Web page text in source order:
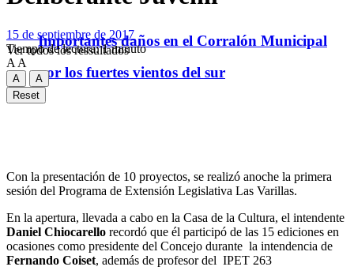
Importantes daños en el Corralón Municipal
por los fuertes vientos del sur
Ver todos los ressultados
15 de septiembre de 2017
Tiempo de lectura: 1 minuto
A A
A
A
Reset
Con la presentación de 10 proyectos, se realizó anoche la primera
sesión del Programa de Extensión Legislativa Las Varillas.
En la apertura, llevada a cabo en la Casa de la Cultura, el intendente
Daniel Chiocarello recordó que él participó de las 15 ediciones en
ocasiones como presidente del Concejo durante la intendencia de
Fernando Coiset, además de profesor del IPET 263